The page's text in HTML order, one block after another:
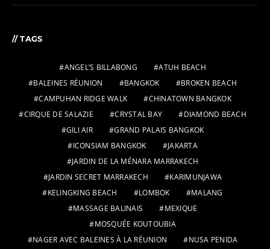
// TAGS
ANGEL’S BILLABONG
ATUH BEACH
BALEINES RÉUNION
BANGKOK
BROKEN BEACH
CAMPUHAN RIDGE WALK
CHINATOWN BANGKOK
CIRQUE DE SALAZIE
CRYSTAL BAY
DIAMOND BEACH
GILI AIR
GRAND PALAIS BANGKOK
ICONSIAM BANGKOK
JAKARTA
JARDIN DE LA MÉNARA MARRAKECH
JARDIN SECRET MARRAKECH
KARIMUNJAWA
KELINGKING BEACH
LOMBOK
MALANG
MASSAGE BALINAIS
MEXIQUE
MOSQUÉE KOUTOUBIA
NAGER AVEC BALEINES À LA RÉUNION
NUSA PENIDA